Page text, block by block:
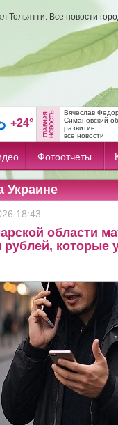
Тольятти. Все новости
+24°
Вячеслав
Симановский
развитие ...
все новости
Фотоотчеты
Украине
18:43
области
рублей, которые